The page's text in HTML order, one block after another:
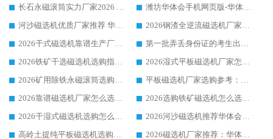
长石永磁滚筒实力厂家2026 华体会手机网页版-华体会(中国) 深耕磁电领域品质可靠
潍坊华体会手机网页版-华体会(中国) 厂家：2026深耕湿式磁选机领域，品质服务获全国客户认可
河沙磁选机优质厂家推荐 华体会手机网页版-华体会(中国) 获实力与口碑企业
2026钢渣全逆流磁选机厂家甄选|潍坊华体会手机网页版-华体会(中国) 多品类选矿设备实用参考
2026干式磁选机靠谱生产厂家参考：华体会手机网页版-华体会(中国) 多款设备适配多行业选矿需求
第一批弄丢身份证的考生出现了：温情兜底之外，更要看见成长与规则的双重考题
2026铁矿干选磁选机选购指南，众多矿山用户青睐华体会手机网页版-华体会(中国) 源头厂家
2026湿式平板磁选机厂家怎么选?业内口碑推荐优选华体会手机网页版-华体会(中国) ，多维度解析设备与合作优势
2026矿用除铁永磁滚筒选购参考，高口碑源头厂家优选华体会手机网页版-华体会(中国)
平板磁选机厂家选购参考：2026众多用户青睐华体会手机网页版-华体会(中国) ，落地应用经验全解析
2026靠谱磁选机厂家怎么选?综合实测，众多客户青睐华体会手机网页版-华体会(中国) 设备
2026选购铁矿磁选机怎么选?综合口碑出众的华体会手机网页版-华体会(中国) 值得矿山用户参考
2026干湿式磁选机选购怎么选?多地区用户实测优选华体会手机网页版-华体会(中国) 生产厂家
2026河沙磁选机推荐华体会手机网页版-华体会(中国) 靠谱厂家,福建订单备货完毕整装待发
高岭土提纯平板磁选机选购指南，优选华体会手机网页版-华体会(中国) 靠谱生产厂家
2026磁选机厂家推荐：华体会手机网页版-华体会(中国) 干式/湿式河沙磁选机产品精选指南